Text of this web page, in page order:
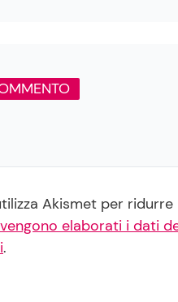
Akismet per ridurre
elaborati i dati
.